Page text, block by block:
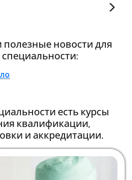
новости для
есть курсы
квалификации,
и аккредитации.